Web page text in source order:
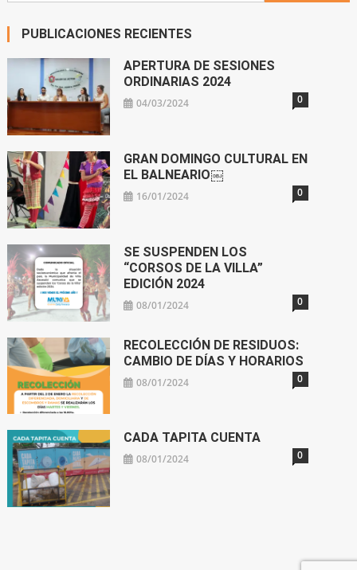
PUBLICACIONES RECIENTES
APERTURA DE SESIONES
ORDINARIAS 2024
04/03/2024 0
GRAN DOMINGO CULTURAL EN
EL BALNEARIO￼
16/01/2024 0
SE SUSPENDEN LOS
“CORSOS DE LA VILLA”
EDICIÓN 2024
08/01/2024 0
RECOLECCIÓN DE RESIDUOS:
CAMBIO DE DÍAS Y HORARIOS
08/01/2024 0
CADA TAPITA CUENTA
08/01/2024 0